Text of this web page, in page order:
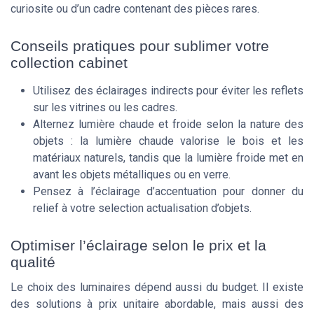
curiosite ou d’un cadre contenant des pièces rares.
Conseils pratiques pour sublimer votre
collection cabinet
Utilisez des éclairages indirects pour éviter les reflets
sur les vitrines ou les cadres.
Alternez lumière chaude et froide selon la nature des
objets : la lumière chaude valorise le bois et les
matériaux naturels, tandis que la lumière froide met en
avant les objets métalliques ou en verre.
Pensez à l’éclairage d’accentuation pour donner du
relief à votre selection actualisation d’objets.
Optimiser l’éclairage selon le prix et la
qualité
Le choix des luminaires dépend aussi du budget. Il existe
des solutions à prix unitaire abordable, mais aussi des